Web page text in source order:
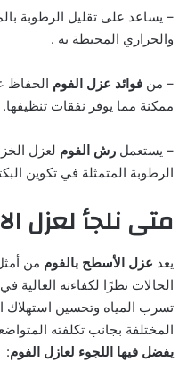
– يساعد على تقليل الرطوبة
والحراري المحيطة به .
– من فوائد عزل الفوم الحفاظ
ممكنة مما يوفر نفقات تنظيفها.
– يستعمل رش الفوم لعزل
الرطوبة المتمثلة في تكوين
متى نلجأ لعزل
يعد عزل الأسطح بالفوم من
الحالات نظرًا لكفاءته العالية في
تسرب المياه وتحسين استهلاك
المختلفة بجانب تكلفته
يفضل فيها اللجوء لعازل الفوم: